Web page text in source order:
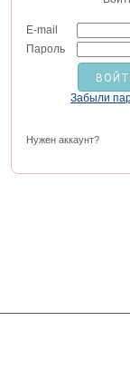
E-mail
Пароль
Забыли
Нужен аккаунт?